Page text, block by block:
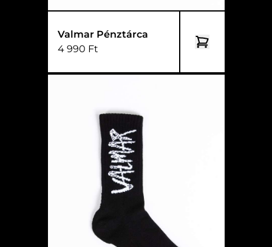
Valmar Pénztárca
4 990 Ft